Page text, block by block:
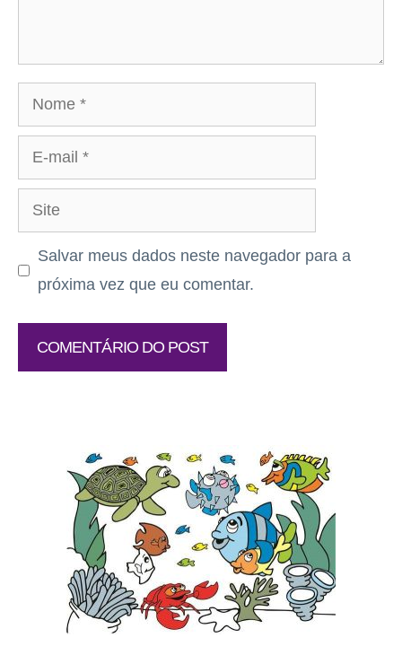
Nome
mail
Site
Salvar meus dados neste navegador para a
próxima vez que eu comentar.